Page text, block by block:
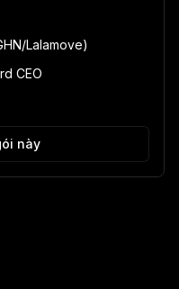
Lalamove)
CEO
này